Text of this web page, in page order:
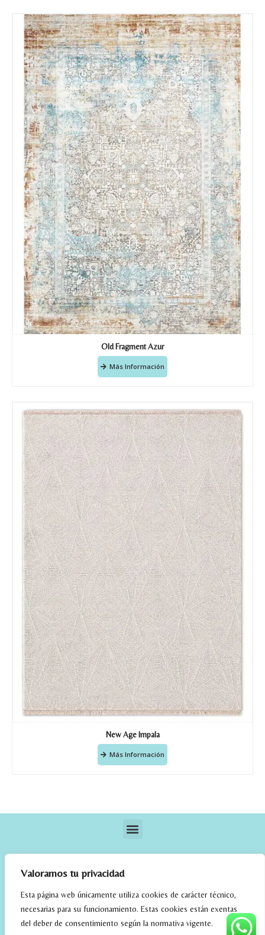
Valoramos tu privacidad
Esta página web únicamente utiliza cookies de carácter técnico,
necesarias para su funcionamiento. Estas cookies están exentas
del deber de consentimiento según la normativa vigente.
Old Fragment Azur
Más Información
New Age Impala
Más Información
elrincondefehmi.com © 2023. Designed By W Media